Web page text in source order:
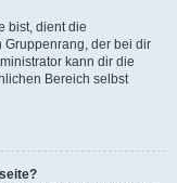
bist, dient die
Gruppenrang, der bei dir
kann dir die
Bereich selbst